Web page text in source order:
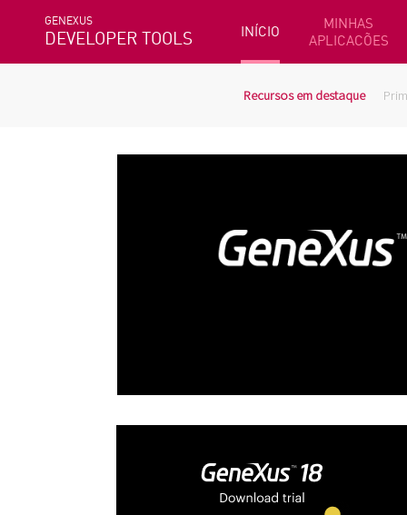
GENEXUS
DEVELOPER TOOLS INÍCIO
MINHAS
APLICACÕES
Recursos em destaque